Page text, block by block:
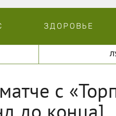
ЗДОРОВЬЕ
с
до конца]